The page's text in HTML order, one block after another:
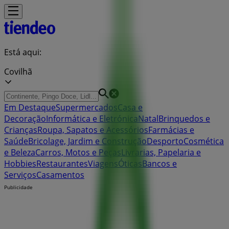
Está aqui:
Covilhã
Em DestaqueSupermercadosCasa e
DecoraçãoInformática e EletrónicaNatalBrinquedos e
CriançasRoupa, Sapatos e AcessóriosFarmácias e
SaúdeBricolage, Jardim e ConstruçãoDesportoCosmética
e BelezaCarros, Motos e PeçasLivrarias, Papelaria e
HobbiesRestaurantesViagensÓticasBancos e
ServiçosCasamentos
Publicidade